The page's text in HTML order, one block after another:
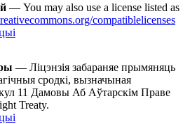
— You may also use a license listed as
compatiblelicenses
— Ліцэнзія забараняе прымяняць
сродкі, вызначыная
11 Дамовы Аб Аўтарскім Праве
Treaty.